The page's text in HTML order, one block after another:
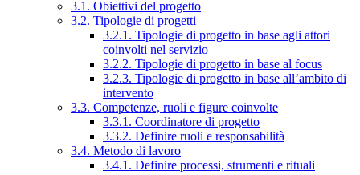
3.1. Obiettivi del progetto
3.2. Tipologie di progetti
3.2.1. Tipologie di progetto in base agli attori
coinvolti nel servizio
3.2.2. Tipologie di progetto in base al focus
3.2.3. Tipologie di progetto in base all’ambito di
intervento
3.3. Competenze, ruoli e figure coinvolte
3.3.1. Coordinatore di progetto
3.3.2. Definire ruoli e responsabilità
3.4. Metodo di lavoro
3.4.1. Definire processi, strumenti e rituali